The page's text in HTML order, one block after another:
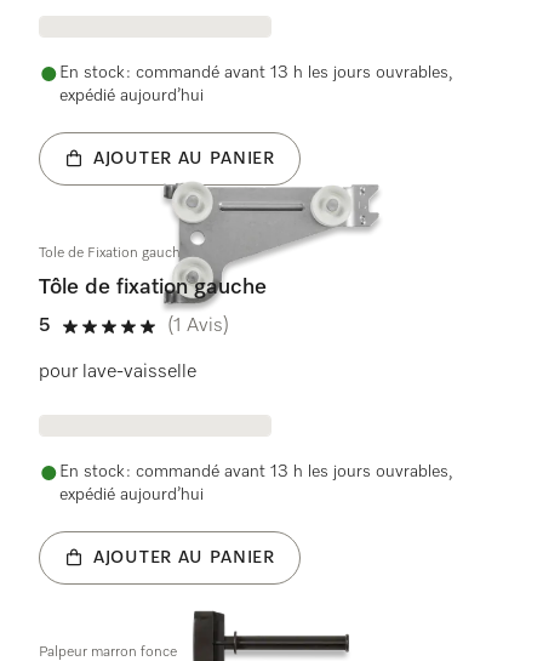
En stock : commandé avant 13 h les jours ouvrables,
expédié aujourd’hui
AJOUTER AU PANIER
Tole de Fixation gauche
Tôle de fixation gauche
5
5 étoiles sur 5
(1 Avis)
pour lave-vaisselle
En stock : commandé avant 13 h les jours ouvrables,
expédié aujourd’hui
AJOUTER AU PANIER
Palpeur marron fonce